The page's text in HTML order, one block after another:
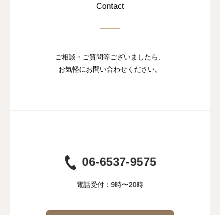
Contact
ご相談・ご質問等ございましたら、
お気軽にお問い合わせください。
06-6537-9575
電話受付：9時〜20時